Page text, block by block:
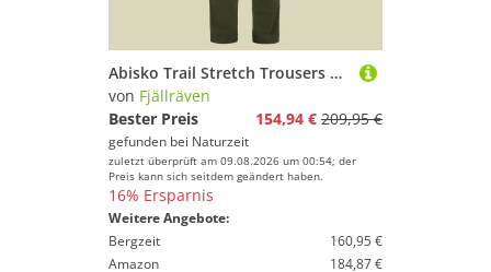
Abisko Trail Stretch Trousers Women grün 38 - deep forest
von Fjällräven
Bester Preis
154,94 € 209,95 €
gefunden bei Naturzeit
zuletzt überprüft am 09.08.2026 um 00:54; der
Preis kann sich seitdem geändert haben.
16% Ersparnis
Weitere Angebote:
Bergzeit
160,95 €
Amazon
184,87 €